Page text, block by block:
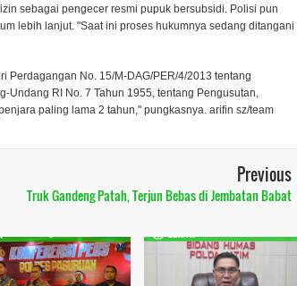
sebagai pengecer resmi pupuk bersubsidi. Polisi pun
lebih lanjut. "Saat ini proses hukumnya sedang ditangani
Perdagangan No. 15/M-DAG/PER/4/2013 tentang
Undang RI No. 7 Tahun 1955, tentang Pengusutan,
paling lama 2 tahun," pungkasnya. arifin sz/team
Previous
Truk Gandeng Patah, Terjun Bebas di Jembatan Babat